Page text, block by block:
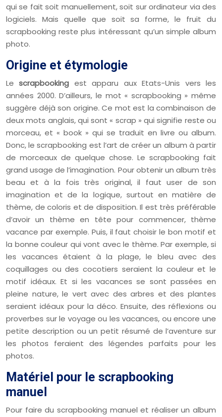
qui se fait soit manuellement, soit sur ordinateur via des
logiciels. Mais quelle que soit sa forme, le fruit du
scrapbooking reste plus intéressant qu’un simple album
photo.
Origine et étymologie
Lescrapbooking est apparu aux Etats-Unis vers les
années 2000. D’ailleurs, le mot « scrapbooking » même
suggère déjà son origine. Ce mot est la combinaison de
deux mots anglais, qui sont « scrap » qui signifie reste ou
morceau, et « book » qui se traduit en livre ou album.
Donc, le scrapbooking est l’art de créer un album à partir
de morceaux de quelque chose. Le scrapbooking fait
grand usage de l’imagination. Pour obtenir un album très
beau et à la fois très original, il faut user de son
imagination et de la logique, surtout en matière de
thème, de coloris et de disposition. Il est très préférable
d’avoir un thème en tête pour commencer, thème
vacance par exemple. Puis, il faut choisir le bon motif et
la bonne couleur qui vont avec le thème. Par exemple, si
les vacances étaient à la plage, le bleu avec des
coquillages ou des cocotiers seraient la couleur et le
motif idéaux. Et si les vacances se sont passées en
pleine nature, le vert avec des arbres et des plantes
seraient idéaux pour la déco. Ensuite, des réflexions ou
proverbes sur le voyage ou les vacances, ou encore une
petite description ou un petit résumé de l’aventure sur
les photos feraient des légendes parfaits pour les
photos.
Matériel pour le scrapbooking
manuel
Pour faire du scrapbooking manuel et réaliser un album